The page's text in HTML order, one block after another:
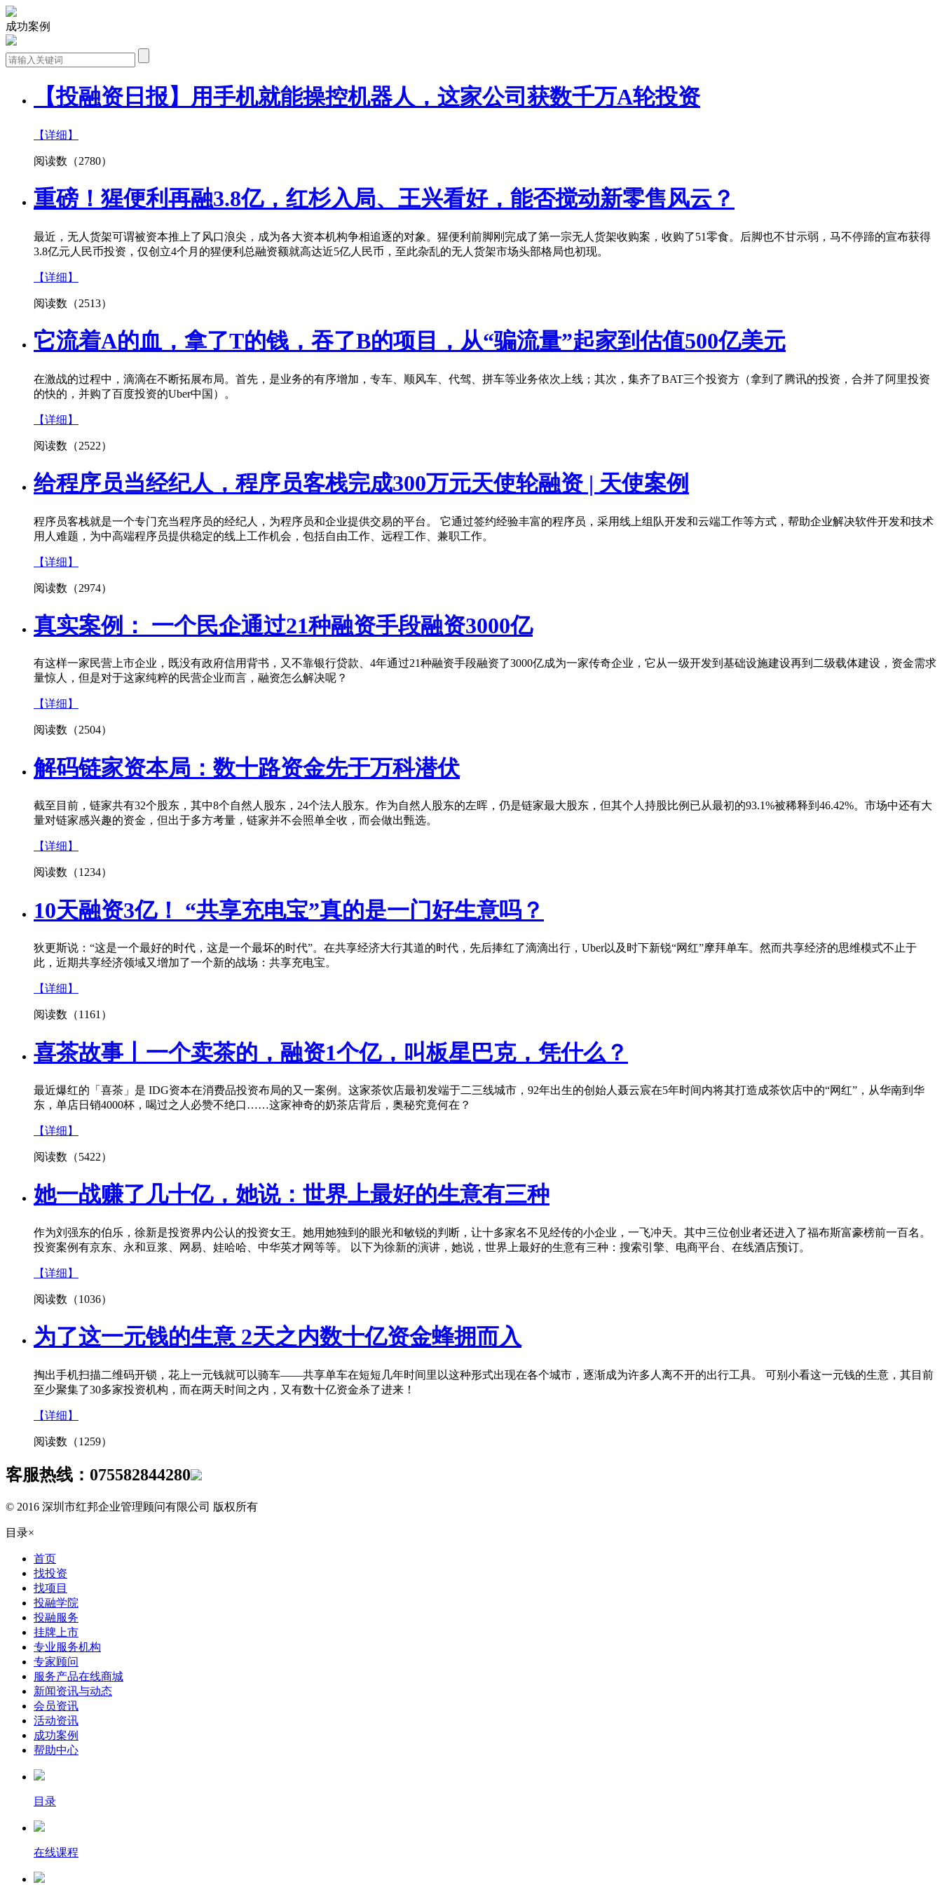
成功案例
【投融资日报】用手机就能操控机器人，这家公司获数千万A轮投资
【详细】
阅读数（2780）
重磅！猩便利再融3.8亿，红杉入局、王兴看好，能否搅动新零售风云？
最近，无人货架可谓被资本推上了风口浪尖，成为各大资本机构争相追逐的对象。猩便利前脚刚完成了第一宗无人货架收购案，收购了51零食。后脚也不甘示弱，马不停蹄的宣布获得
3.8亿元人民币投资，仅创立4个月的猩便利总融资额就高达近5亿人民币，至此杂乱的无人货架市场头部格局也初现。
【详细】
阅读数（2513）
它流着A的血，拿了T的钱，吞了B的项目，从“骗流量”起家到估值500亿美元
在激战的过程中，滴滴在不断拓展布局。首先，是业务的有序增加，专车、顺风车、代驾、拼车等业务依次上线；其次，集齐了BAT三个投资方（拿到了腾讯的投资，合并了阿里投资
的快的，并购了百度投资的Uber中国）。
【详细】
阅读数（2522）
给程序员当经纪人，程序员客栈完成300万元天使轮融资 | 天使案例
程序员客栈就是一个专门充当程序员的经纪人，为程序员和企业提供交易的平台。 它通过签约经验丰富的程序员，采用线上组队开发和云端工作等方式，帮助企业解决软件开发和技术
用人难题，为中高端程序员提供稳定的线上工作机会，包括自由工作、远程工作、兼职工作。
【详细】
阅读数（2974）
真实案例： 一个民企通过21种融资手段融资3000亿
有这样一家民营上市企业，既没有政府信用背书，又不靠银行贷款、4年通过21种融资手段融资了3000亿成为一家传奇企业，它从一级开发到基础设施建设再到二级载体建设，资金需求
量惊人，但是对于这家纯粹的民营企业而言，融资怎么解决呢？
【详细】
阅读数（2504）
解码链家资本局：数十路资金先于万科潜伏
截至目前，链家共有32个股东，其中8个自然人股东，24个法人股东。作为自然人股东的左晖，仍是链家最大股东，但其个人持股比例已从最初的93.1%被稀释到46.42%。市场中还有大
量对链家感兴趣的资金，但出于多方考量，链家并不会照单全收，而会做出甄选。
【详细】
阅读数（1234）
10天融资3亿！ “共享充电宝”真的是一门好生意吗？
狄更斯说：“这是一个最好的时代，这是一个最坏的时代”。在共享经济大行其道的时代，先后捧红了滴滴出行，Uber以及时下新锐“网红”摩拜单车。然而共享经济的思维模式不止于
此，近期共享经济领域又增加了一个新的战场：共享充电宝。
【详细】
阅读数（1161）
喜茶故事丨一个卖茶的，融资1个亿，叫板星巴克，凭什么？
最近爆红的「喜茶」是 IDG资本在消费品投资布局的又一案例。这家茶饮店最初发端于二三线城市，92年出生的创始人聂云宸在5年时间内将其打造成茶饮店中的“网红”，从华南到华
东，单店日销4000杯，喝过之人必赞不绝口……这家神奇的奶茶店背后，奥秘究竟何在？
【详细】
阅读数（5422）
她一战赚了几十亿，她说：世界上最好的生意有三种
作为刘强东的伯乐，徐新是投资界内公认的投资女王。她用她独到的眼光和敏锐的判断，让十多家名不见经传的小企业，一飞冲天。其中三位创业者还进入了福布斯富豪榜前一百名。
投资案例有京东、永和豆浆、网易、娃哈哈、中华英才网等等。 以下为徐新的演讲，她说，世界上最好的生意有三种：搜索引擎、电商平台、在线酒店预订。
【详细】
阅读数（1036）
为了这一元钱的生意 2天之内数十亿资金蜂拥而入
掏出手机扫描二维码开锁，花上一元钱就可以骑车——共享单车在短短几年时间里以这种形式出现在各个城市，逐渐成为许多人离不开的出行工具。 可别小看这一元钱的生意，其目前
至少聚集了30多家投资机构，而在两天时间之内，又有数十亿资金杀了进来！
【详细】
阅读数（1259）
客服热线： 075582844280
© 2016 深圳市红邦企业管理顾问有限公司 版权所有
目录×
首页
找投资
找项目
投融学院
投融服务
挂牌上市
专业服务机构
专家顾问
服务产品在线商城
新闻资讯与动态
会员资讯
活动资讯
成功案例
帮助中心
目录
在线课程